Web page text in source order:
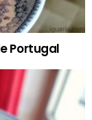
Portugal